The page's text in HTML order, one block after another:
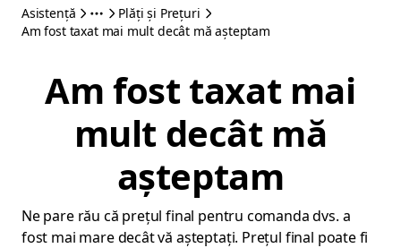
Asistență
Plăți și Prețuri
Am fost taxat mai mult decât mă așteptam
Am fost taxat mai
mult decât mă
așteptam
Ne pare rău că prețul final pentru comanda dvs. a
fost mai mare decât vă așteptați. Prețul final poate fi